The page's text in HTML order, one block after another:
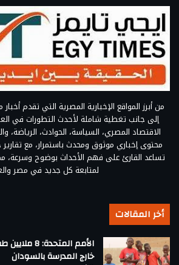
من أبرز المواقع الإخبارية المصرية التي تقدم
إلى جانب تغطية شاملة لأحدث التطورات في
الاقتصاد المصري، السياسة، الحوادث، الرياضة،
محتوى إخباري موثوق ومحدث باستمرار، مع
تساعد القارئ على فهم الأحداث بوضوح وسرعة،
لمتابعة كل جديد في مصر
أخر المقالات
الأمم
خارج المدرسة بالسودان